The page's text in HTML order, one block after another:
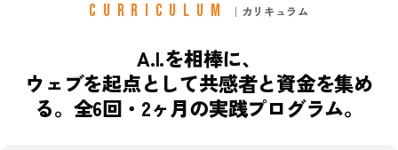
CURRICULUM ｜カリキュラム
A.I.を相棒に、
ウェブを起点として共感者と資金を集め
る。 全6回・2ヶ月の実践プログラム。